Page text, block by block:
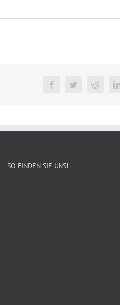
FacebookTwitterReddit
SO FINDEN SIE UNS!